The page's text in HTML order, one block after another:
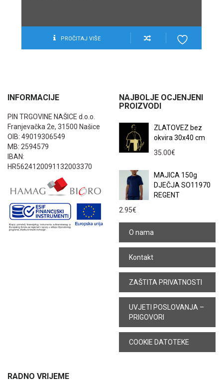
PROČITAJ VIŠE
INFORMACIJE
PIN TRGOVINE NAŠICE d.o.o.
Franjevačka 2e, 31500 Našice
OIB: 49019306549
MB: 2594579
IBAN:
HR5624120091132003370
NAJBOLJE OCJENJENI
PROIZVODI
ZLATOVEZ bez
okvira 30x40 cm
35.00€
MAJICA 150g
DJEČJA SO11970
REGENT
2.95€
O nama
Kontakt
ZAŠTITA PRIVATNOSTI
UVJETI POSLOVANJA –
PRIGOVORI
COOKIE DATOTEKE
RADNO VRIJEME